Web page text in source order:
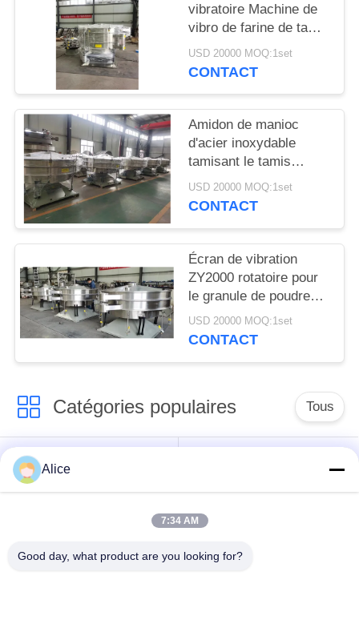
PRIVACY
POLICY
vibratoire Machine de
vibro de farine de tamis
de sable d'écran de
nourriture rotatoire
USD 20000 MOQ:1set
CONTACT
Amidon de manioc
d'acier inoxydable
tamisant le tamis
automatique rotatoire
80mesh d'écran de
USD 20000 MOQ:1set
CONTACT
Écran de vibration
ZY2000 rotatoire pour
le granule de poudre
tamisant SS304
USD 20000 MOQ:1set
CONTACT
Catégories populaires Tous
Machine de
développement
d'amidon de manioc
tapioca
Machine de fécule de
développement de
Alice
7:34 AM
Good day, what product are you looking for?